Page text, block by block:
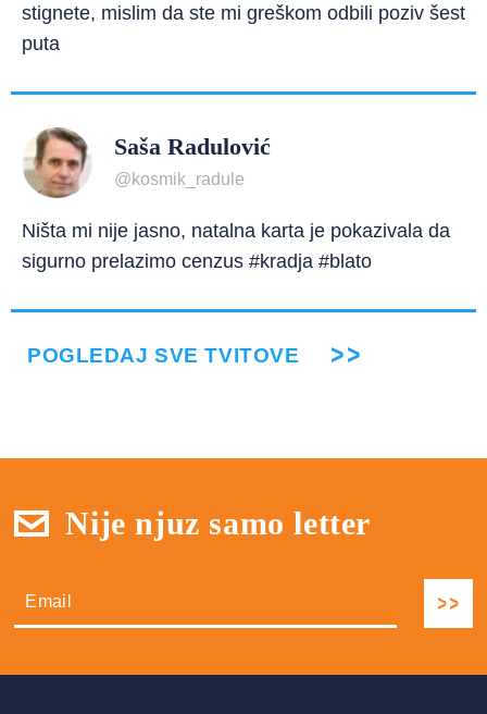
stignete, mislim da ste mi greškom odbili poziv šest
puta
Saša Radulović
@kosmik_radule
Ništa mi nije jasno, natalna karta je pokazivala da
sigurno prelazimo cenzus #kradja #blato
POGLEDAJ SVE TVITOVE
Nije njuz samo letter